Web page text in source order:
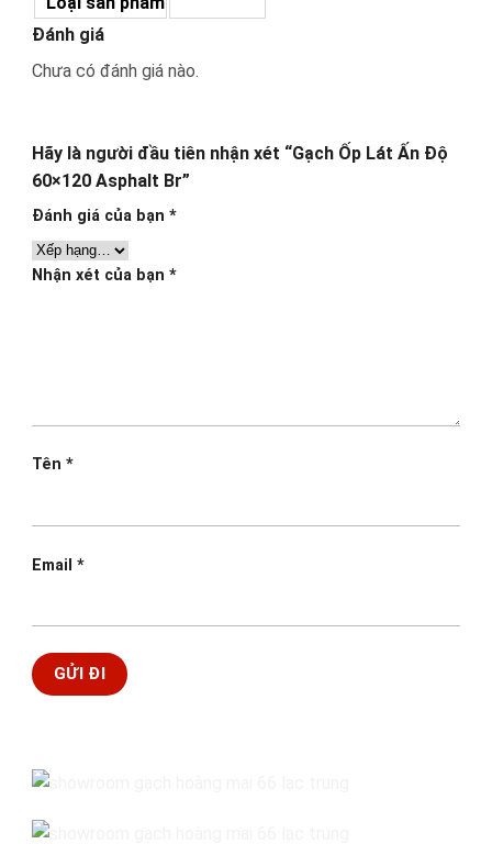
Đánh giá
Chưa có đánh giá nào.
Hãy là người đầu tiên nhận xét “Gạch Ốp Lát Ấn Độ
60×120 Asphalt Br”
Đánh giá của bạn *
Nhận xét của bạn *
Tên *
Email *